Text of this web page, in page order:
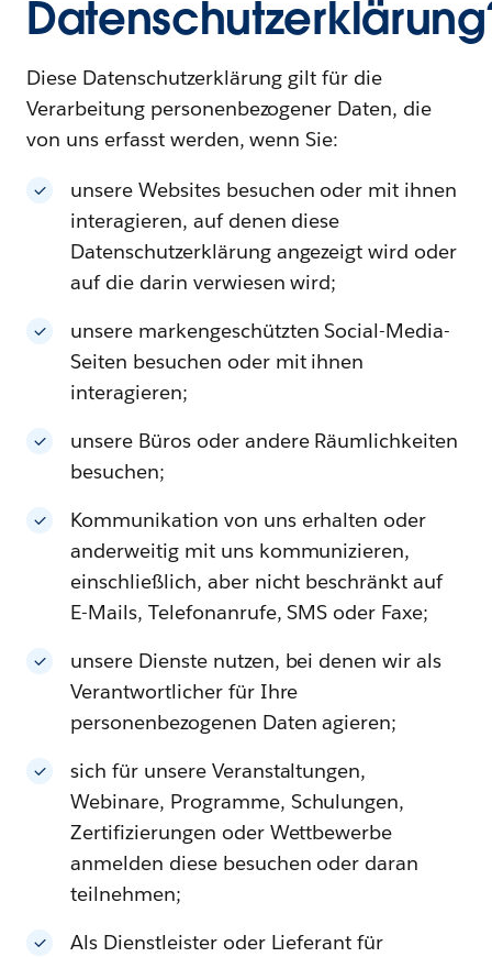
Diese Datenschutzerklärung gilt für die
Verarbeitung personenbezogener Daten, die
von uns erfasst werden, wenn Sie:
unsere Websites besuchen oder mit ihnen
interagieren, auf denen diese
Datenschutzerklärung angezeigt wird oder
auf die darin verwiesen wird;
unsere markengeschützten Social-Media-
Seiten besuchen oder mit ihnen
interagieren;
unsere Büros oder andere Räumlichkeiten
besuchen;
Kommunikation von uns erhalten oder
anderweitig mit uns kommunizieren,
einschließlich, aber nicht beschränkt auf
E-Mails, Telefonanrufe, SMS oder Faxe;
unsere Dienste nutzen, bei denen wir als
Verantwortlicher für Ihre
personenbezogenen Daten agieren;
sich für unsere Veranstaltungen,
Webinare, Programme, Schulungen,
Zertifizierungen oder Wettbewerbe
anmelden diese besuchen oder daran
teilnehmen;
Als Dienstleister oder Lieferant für